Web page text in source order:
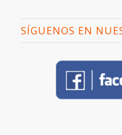
SÍGUENOS EN